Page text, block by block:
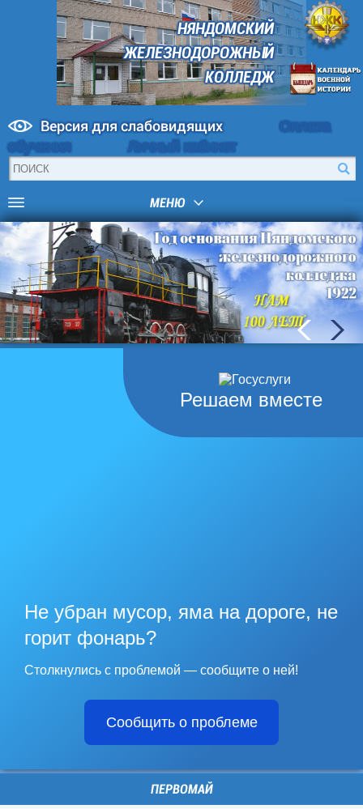
НЯНДОМСКИЙ
ЖЕЛЕЗНОДОРОЖНЫЙ
КОЛЛЕДЖ
Версия для слабовидящих
Оплата
обучения
Личный кабинет
МЕНЮ
Решаем вместе
Не убран мусор, яма на дороге, не
горит фонарь?
Столкнулись с проблемой — сообщите о ней!
Сообщить о проблеме
ПЕРВОМАЙ